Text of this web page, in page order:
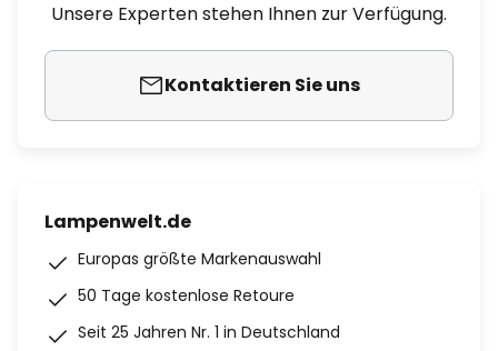
Unsere Experten stehen Ihnen zur Verfügung.
Kontaktieren Sie uns
Lampenwelt.de
Europas größte Markenauswahl
50 Tage kostenlose Retoure
Seit 25 Jahren Nr. 1 in Deutschland